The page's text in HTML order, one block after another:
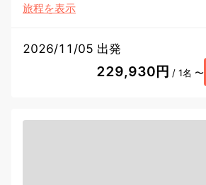
旅程を表示
2026/11/05 出発
229,930円 / 1名 〜